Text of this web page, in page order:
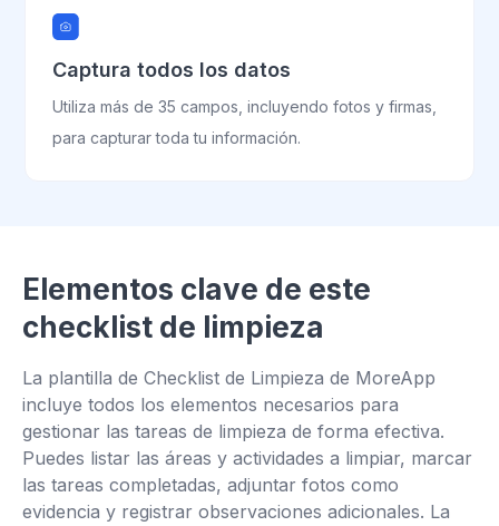
Captura todos los datos
Utiliza más de 35 campos, incluyendo fotos y firmas,
para capturar toda tu información.
Elementos clave de este
checklist de limpieza
La plantilla de Checklist de Limpieza de MoreApp
incluye todos los elementos necesarios para
gestionar las tareas de limpieza de forma efectiva.
Puedes listar las áreas y actividades a limpiar, marcar
las tareas completadas, adjuntar fotos como
evidencia y registrar observaciones adicionales. La